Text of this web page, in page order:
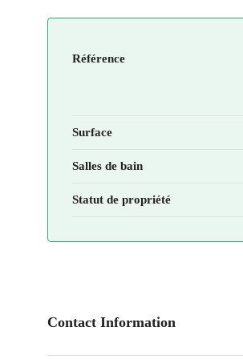
Référence
Surface
Salles de bain
Statut de propriété
Contact Information